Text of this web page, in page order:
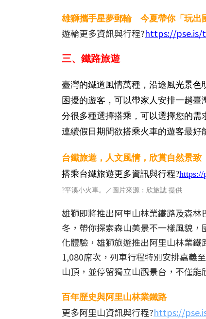
雄獅攜手星夢郵輪 今夏帶你「玩出
遊輪更多資訊與行程?https://pse.is/
三、鐵路旅遊
臺灣的鐵道風情萬種，沿途風光景
困擾的遊客，可以帶家人安排一趟
分很多種選擇搭乘，可以選擇您的
連續假日期間欲搭乘火車的遊客最好
台鐵旅遊，人文風情，欣賞自然景致
搭乘台鐵旅遊更多資訊與行程?https://
?平溪小火車。／圖片來源：欣旅誌 提供
雄獅即將推出阿里山林業鐵路及森
冬，帶你探索森山美景不一樣風貌
化體驗，雄獅旅遊推出阿里山林業
1,080席次，列車行程特別安排嘉義
山頂，並停留獨立山觀景台，不僅
百年歷史與阿里山林業鐵路
更多阿里山資訊與行程?https://